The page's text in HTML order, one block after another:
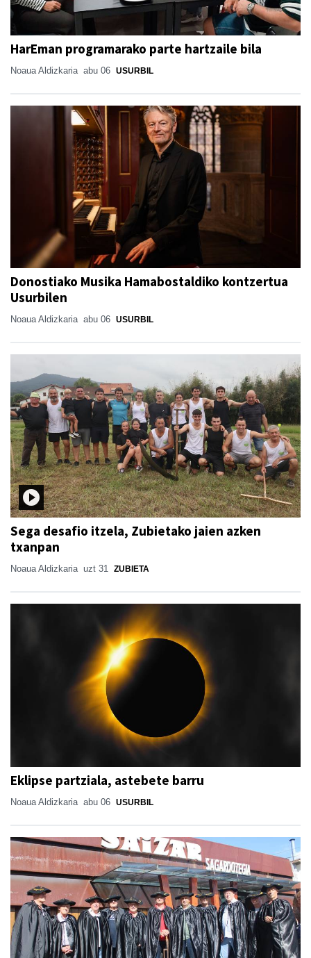
HarEman programarako parte hartzaile bila
Noaua Aldizkaria abu 06 USURBIL
Donostiako Musika Hamabostaldiko kontzertua
Usurbilen
Noaua Aldizkaria abu 06 USURBIL
Sega desafio itzela, Zubietako jaien azken
txanpan
Noaua Aldizkaria uzt 31 ZUBIETA
Eklipse partziala, astebete barru
Noaua Aldizkaria abu 06 USURBIL